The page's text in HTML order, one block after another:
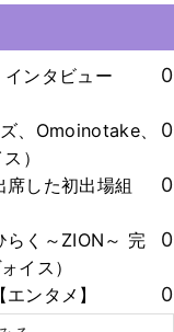
ンタビュー
0
、Omoinotake、
）
0
席した初出場組
0
らく～ZION～ 完
イス）
0
ンタメ】 0